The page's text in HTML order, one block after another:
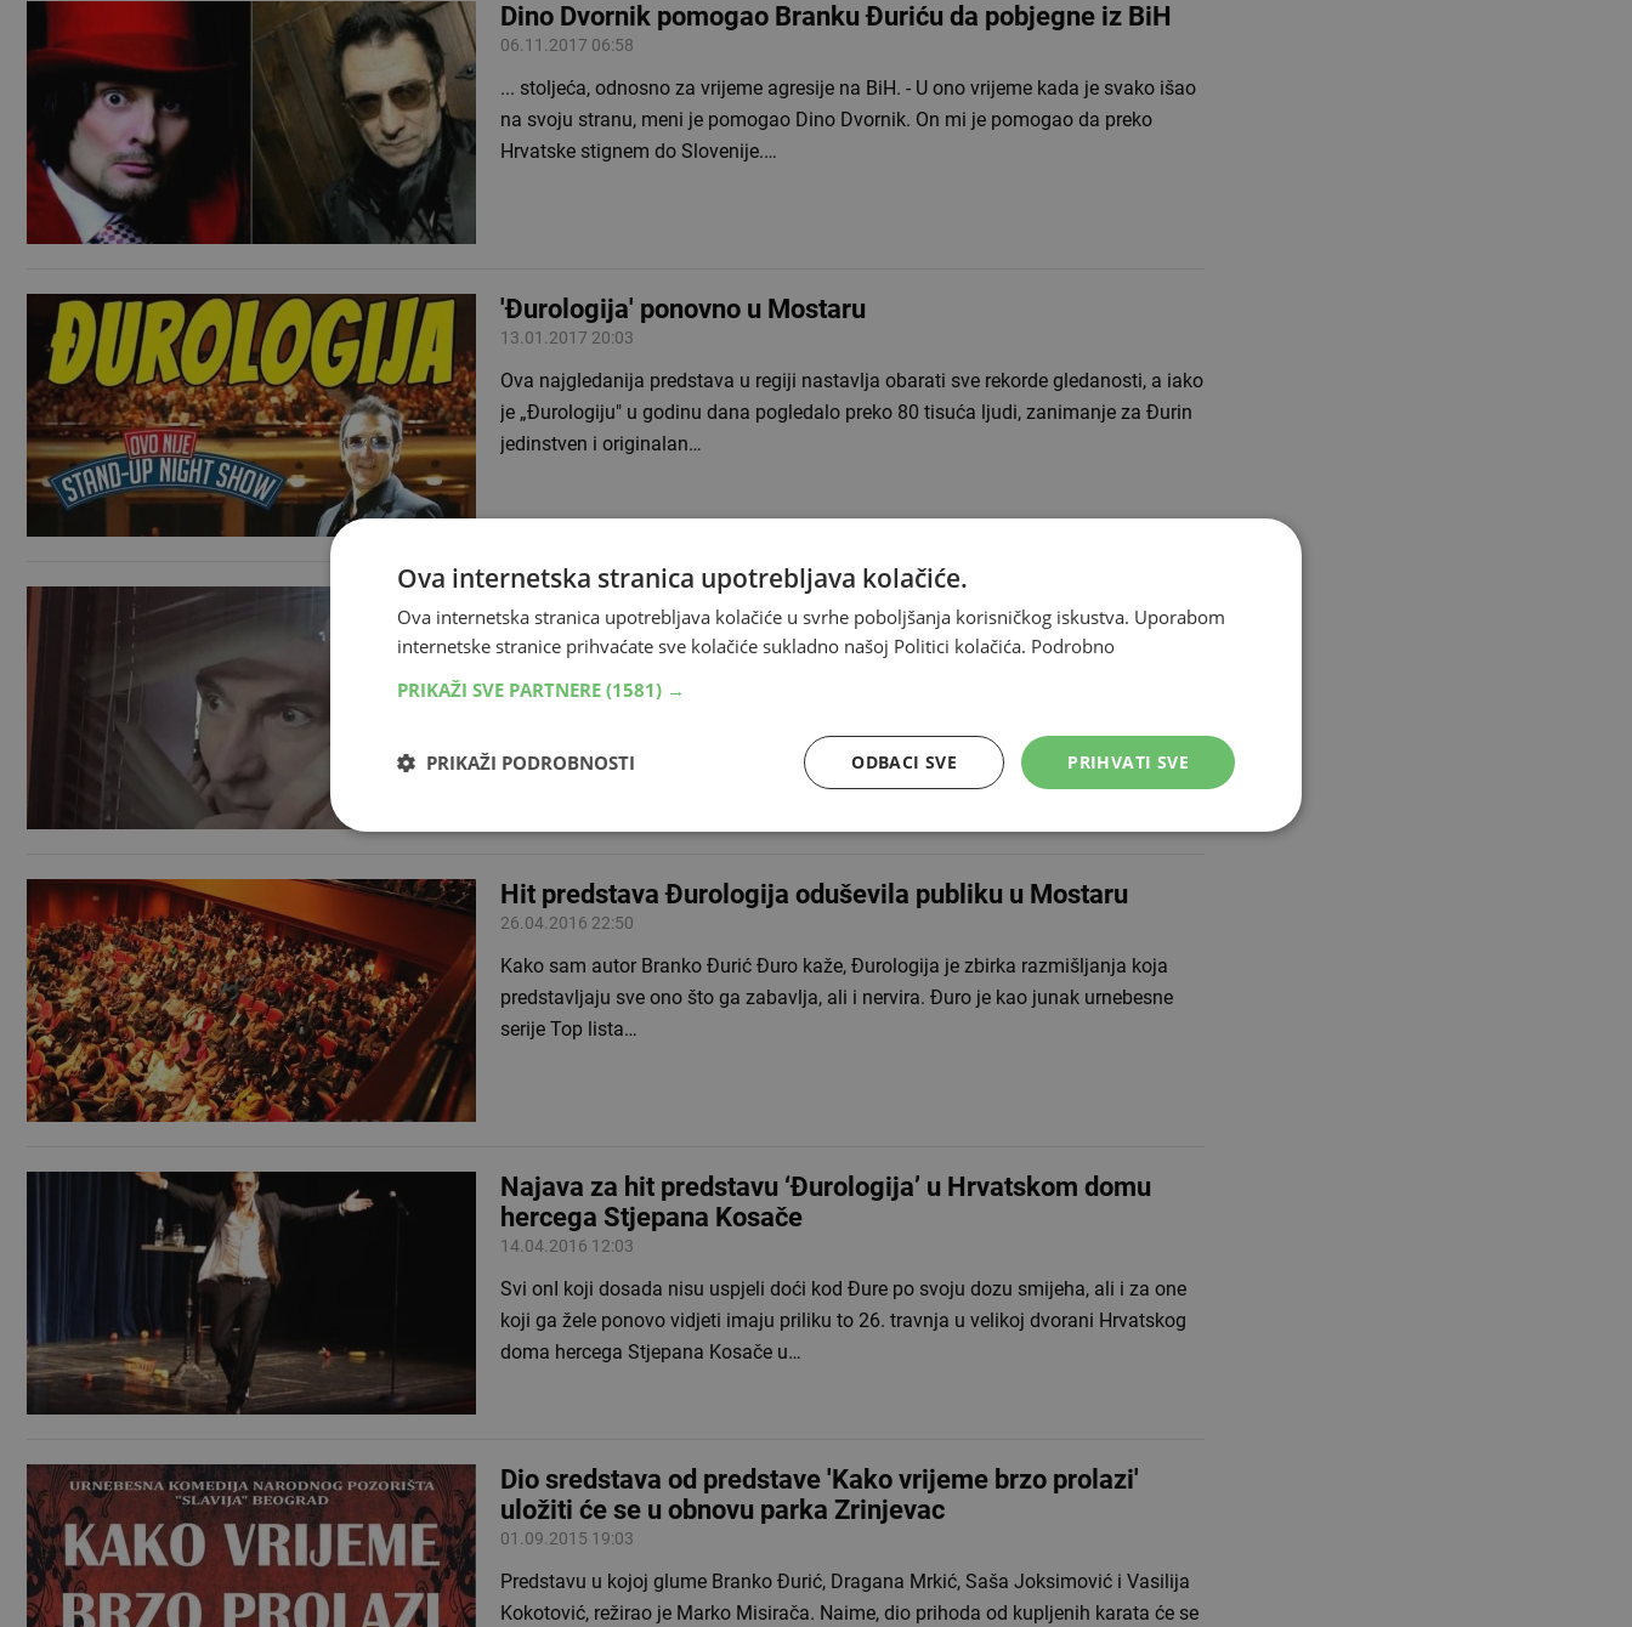
Dino Dvornik pomogao Branku Đuriću da pobjegne iz BiH
06.11.2017 06:58
... stoljeća, odnosno za vrijeme agresije na BiH. - U ono vrijeme kada je svako išao
na svoju stranu, meni je pomogao Dino Dvornik. On mi je pomogao da preko
Hrvatske stignem do Slovenije.…
'Đurologija' ponovno u Mostaru
13.01.2017 20:03
Ova najgledanija predstava u regiji nastavlja obarati sve rekorde gledanosti, a iako
je „Đurologiju" u godinu dana pogledalo preko 80 tisuća ljudi, zanimanje za Đurin
jedinstven i originalan…
Urnebesni Đurinini savjeti nasmijali regiju
08.12.2016 14:12
na vrata zakucaju i nepoželjni gosti. Problemom neželjenih gostiju pozabavio se
poznati bosanski glumac Branko Đurić…
Hit predstava Đurologija oduševila publiku u Mostaru
26.04.2016 22:50
Kako sam autor Branko Đurić Đuro kaže, Đurologija je zbirka razmišljanja koja
predstavljaju sve ono što ga zabavlja, ali i nervira. Đuro je kao junak urnebesne
serije Top lista…
Najava za hit predstavu ‘Đurologija’ u Hrvatskom domu
hercega Stjepana Kosače
14.04.2016 12:03
Svi onI koji dosada nisu uspjeli doći kod Đure po svoju dozu smijeha, ali i za one
koji ga žele ponovo vidjeti imaju priliku to 26. travnja u velikoj dvorani Hrvatskog
doma hercega Stjepana Kosače u…
Dio sredstava od predstave 'Kako vrijeme brzo prolazi'
uložiti će se u obnovu parka Zrinjevac
01.09.2015 19:03
Predstavu u kojoj glume Branko Đurić, Dragana Mrkić, Saša Joksimović i Vasilija
Kokotović, režirao je Marko Misirača. Naime, dio prihoda od kupljenih karata će se
Ova internetska stranica upotrebljava kolačiće.
Ova internetska stranica upotrebljava kolačiće u svrhe poboljšanja korisničkog iskustva. Uporabom
internetske stranice prihvaćate sve kolačiće sukladno našoj Politici kolačića. Podrobno
PRIKAŽI SVE PARTNERE (1581) →
PRIHVATI SVE
ODBACI SVE
PRIKAŽI PODROBNOSTI